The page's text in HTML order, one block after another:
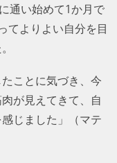
通い始めて1か月で
てよりよい自分を目
ことに気づき、今
が見えてきて、自
じました」（マテ